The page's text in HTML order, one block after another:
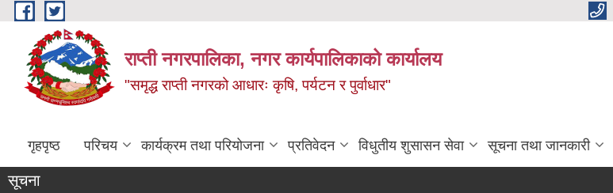
Skip to main content
राप्ती नगरपालिका, नगर कार्यपालिकाको कार्यालय
"समृद्ध राप्ती नगरको आधारः कृषि, पर्यटन र पुर्वाधार"
गृहपृष्ठ परिचय कार्यक्रम तथा परियोजना प्रतिवेदन विधुतीय शुसासन सेवा सूचना तथा जानकारी
सूचना